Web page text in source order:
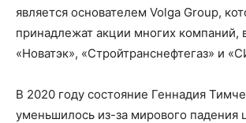
является основателем Volga Group,
принадлежат акции многих компаний,
«Новатэк», «Стройтранснефтегаз» и
В 2020 году состояние Геннадия
уменьшилось из-за мирового падения